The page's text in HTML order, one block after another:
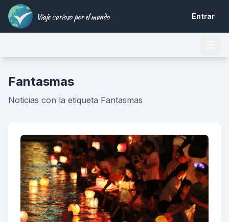
Viaje curioso por el mundo Entrar
Fantasmas
Noticias con la etiqueta Fantasmas